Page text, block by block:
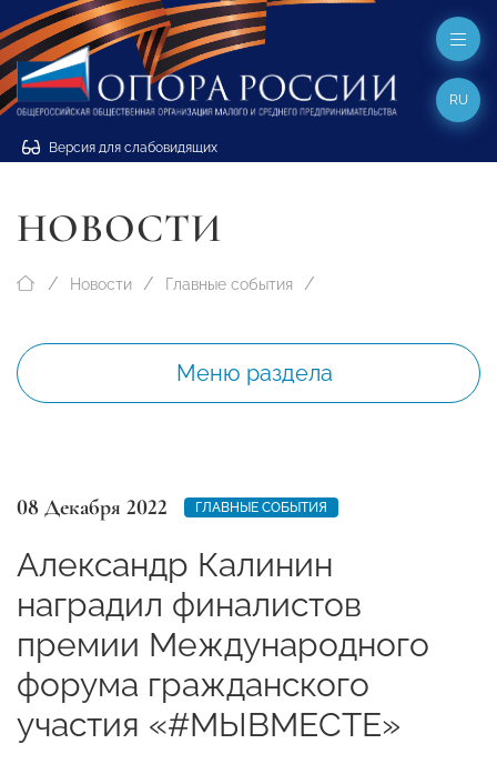
Версия для слабовидящих
RU
НОВОСТИ
Новости Главные события
Меню раздела
08 Декабря 2022 ГЛАВНЫЕ СОБЫТИЯ
Александр Калинин
наградил финалистов
премии Международного
форума гражданского
участия «#МЫВМЕСТЕ»